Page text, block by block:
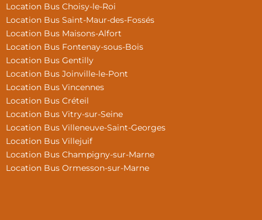
Location Bus Choisy-le-Roi
Location Bus Saint-Maur-des-Fossés
Location Bus Maisons-Alfort
Location Bus Fontenay-sous-Bois
Location Bus Gentilly
Location Bus Joinville-le-Pont
Location Bus Vincennes
Location Bus Créteil
Location Bus Vitry-sur-Seine
Location Bus Villeneuve-Saint-Georges
Location Bus Villejuif
Location Bus Champigny-sur-Marne
Location Bus Ormesson-sur-Marne